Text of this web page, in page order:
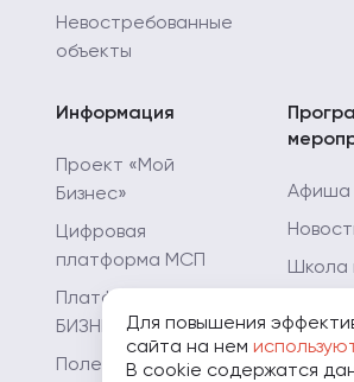
Невостребованные
объекты
Информация
Проект «Мой
Бизнес»
Цифровая
платформа МСП
Платформа «ЗA
БИЗНЕС.РФ»
Полезные ресурсы
Афиша
Школа
Мой
Бизнес
Для повышения
сайта на нем
В cookie содержатся